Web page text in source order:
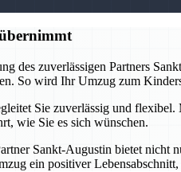
zuverlässigen Partners
So wird Ihr Umzug zum
Sie zuverlässig und
wie Sie es sich wünschen.
Sankt-Augustin bietet
ein positiver